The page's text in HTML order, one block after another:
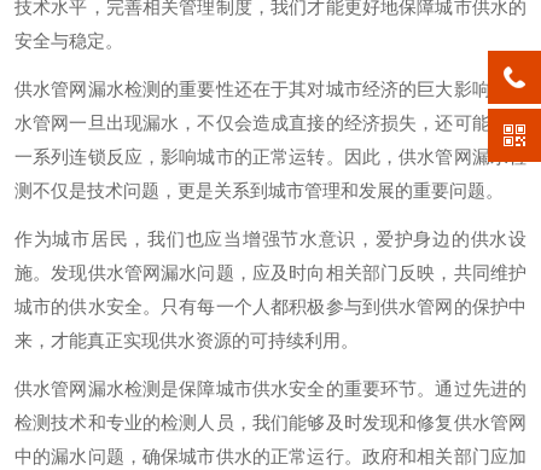
技术水平，完善相关管理制度，我们才能更好地保障城市供水的
安全与稳定。
供水管网漏水检测的重要性还在于其对城市经济的巨大影响。供
水管网一旦出现漏水，不仅会造成直接的经济损失，还可能引发
一系列连锁反应，影响城市的正常运转。因此，供水管网漏水检
测不仅是技术问题，更是关系到城市管理和发展的重要问题。
作为城市居民，我们也应当增强节水意识，爱护身边的供水设
施。发现供水管网漏水问题，应及时向相关部门反映，共同维护
城市的供水安全。只有每一个人都积极参与到供水管网的保护中
来，才能真正实现供水资源的可持续利用。
供水管网漏水检测是保障城市供水安全的重要环节。通过先进的
检测技术和专业的检测人员，我们能够及时发现和修复供水管网
中的漏水问题，确保城市供水的正常运行。政府和相关部门应加